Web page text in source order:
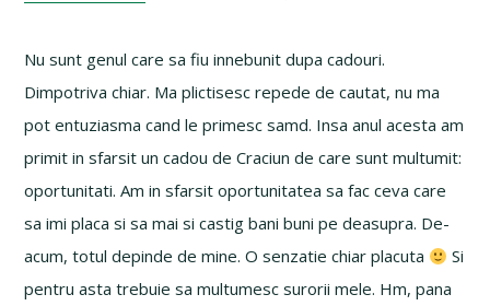
Nu sunt genul care sa fiu innebunit dupa cadouri.
Dimpotriva chiar. Ma plictisesc repede de cautat, nu ma
pot entuziasma cand le primesc samd. Insa anul acesta am
primit in sfarsit un cadou de Craciun de care sunt multumit:
oportunitati. Am in sfarsit oportunitatea sa fac ceva care
sa imi placa si sa mai si castig bani buni pe deasupra. De-
acum, totul depinde de mine. O senzatie chiar placuta
Si
pentru asta trebuie sa multumesc surorii mele. Hm, pana